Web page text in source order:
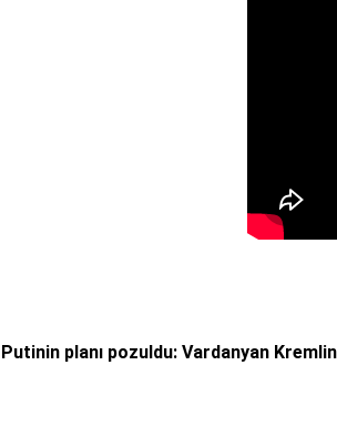
Putinin planı pozuldu: Vardanyan